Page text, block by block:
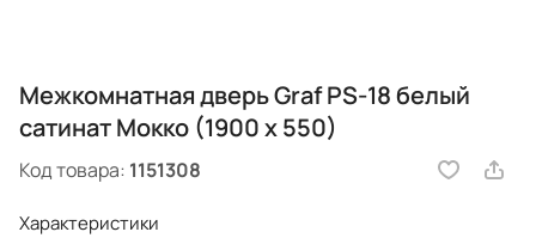
Межкомнатная дверь Graf PS-18 белый
сатинат Мокко (1900 х 550)
Код товара: 1151308
Характеристики